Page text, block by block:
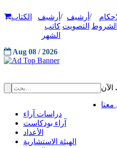
/ أرشيف
التصويت
/ أرشيف
كاتب
الشهر
الكتاب
Aug 08 / 2026
دراسات آراء
آراء بودكاست
الأعداد
الهيئة الاستشارية